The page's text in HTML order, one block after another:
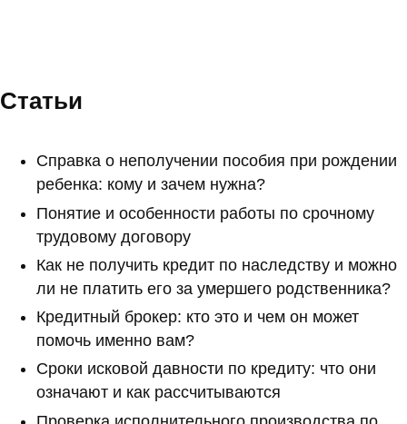
Статьи
Справка о неполучении пособия при рождении
ребенка: кому и зачем нужна?
Понятие и особенности работы по срочному
трудовому договору
Как не получить кредит по наследству и можно
ли не платить его за умершего родственника?
Кредитный брокер: кто это и чем он может
помочь именно вам?
Сроки исковой давности по кредиту: что они
означают и как рассчитываются